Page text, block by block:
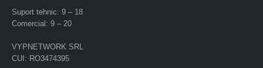
Suport tehnic: 9 – 18
Comercial: 9 – 20
VYPNETWORK SRL
CUI: RO3474395